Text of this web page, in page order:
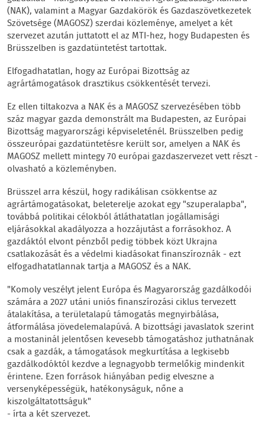
(NAK), valamint a Magyar Gazdakörök és Gazdaszövetkezetek
Szövetsége (MAGOSZ) szerdai közleménye, amelyet a két
szervezet azután juttatott el az MTI-hez, hogy Budapesten és
Brüsszelben is gazdatüntetést tartottak.
Elfogadhatatlan, hogy az Európai Bizottság az
agrártámogatások drasztikus csökkentését tervezi.
Ez ellen tiltakozva a NAK és a MAGOSZ szervezésében több
száz magyar gazda demonstrált ma Budapesten, az Európai
Bizottság magyarországi képviseleténél. Brüsszelben pedig
összeurópai gazdatüntetésre került sor, amelyen a NAK és
MAGOSZ mellett mintegy 70 európai gazdaszervezet vett részt -
olvasható a közleményben.
Brüsszel arra készül, hogy radikálisan csökkentse az
agrártámogatásokat, beleterelje azokat egy "szuperalapba",
továbbá politikai célokból átláthatatlan jogállamisági
eljárásokkal akadályozza a hozzájutást a forrásokhoz. A
gazdáktól elvont pénzből pedig többek közt Ukrajna
csatlakozását és a védelmi kiadásokat finanszíroznák - ezt
elfogadhatatlannak tartja a MAGOSZ és a NAK.
"Komoly veszélyt jelent Európa és Magyarország gazdálkodói
számára a 2027 utáni uniós finanszírozási ciklus tervezett
átalakítása, a területalapú támogatás megnyirbálása,
átformálása jövedelemalapúvá. A bizottsági javaslatok szerint
a mostaninál jelentősen kevesebb támogatáshoz juthatnának
csak a gazdák, a támogatások megkurtítása a legkisebb
gazdálkodóktól kezdve a legnagyobb termelőkig mindenkit
érintene. Ezen források hiányában pedig elveszne a
versenyképességük, hatékonyságuk, nőne a
kiszolgáltatottságuk"
- írta a két szervezet.